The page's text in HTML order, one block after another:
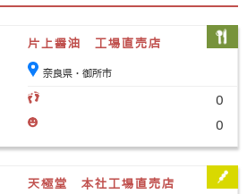
片上醤油 工場直売店
奈良県・御所市
0
0
天極堂 本社工場直売店